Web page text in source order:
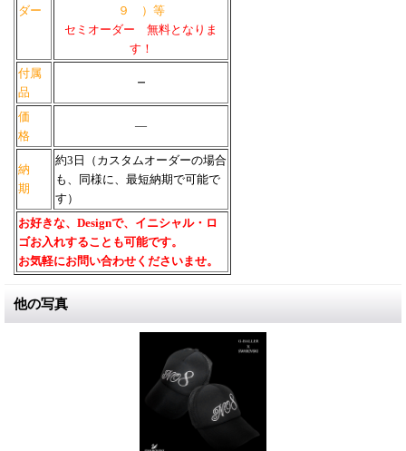
ダー
９ ）等
セミオーダー 無料となりま
す！
付属
品
－
価
格
―
納
期
約3日（カスタムオーダーの場合
も、同様に、最短納期で可能で
す）
お好きな、Designで、イニシャル・ロ
ゴお入れすることも可能です。
お気軽にお問い合わせくださいませ。
他の写真